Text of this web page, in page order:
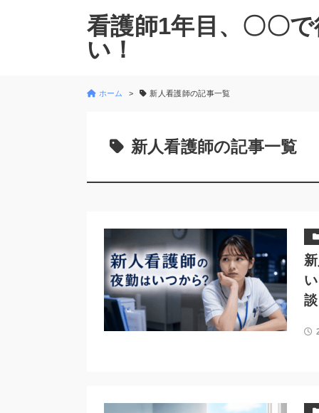
看護師1年目、〇〇
い！
ホーム 新人看護師の記事一覧
新人看護師の記事一覧